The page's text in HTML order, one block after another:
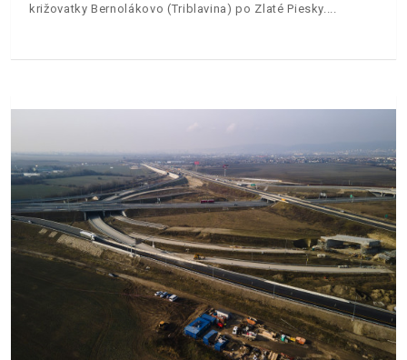
križovatky Bernolákovo (Triblavina) po Zlaté Piesky.